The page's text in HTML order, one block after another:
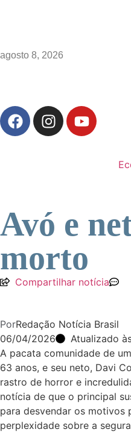
agosto 8, 2026
Avó e
morto
Compartilhar notícia
PorRedação Notícia Brasil
06/04/2026
Atualizado
A pacata comunidade de
63 anos, e seu neto, Davi
rastro de horror e
notícia de que o principal
para desvendar os motivos
perplexidade sobre a